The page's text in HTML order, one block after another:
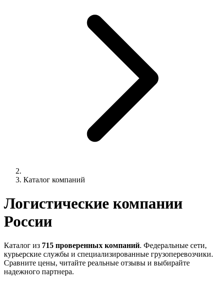
Каталог компаний
Логистические компании
России
Каталог из 715 проверенных компаний. Федеральные сети,
курьерские службы и специализированные грузоперевозчики.
Сравните цены, читайте реальные отзывы и выбирайте
надежного партнера.